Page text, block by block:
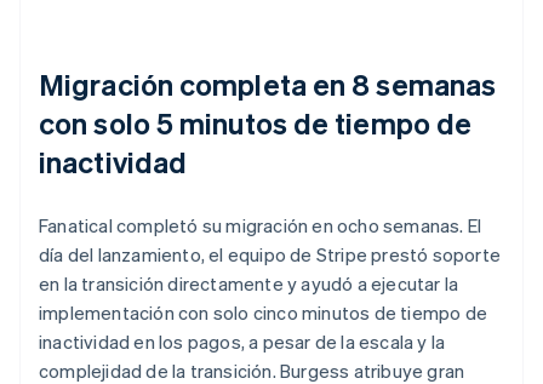
Migración completa en 8 semanas
con solo 5 minutos de tiempo de
inactividad
Fanatical completó su migración en ocho semanas. El
día del lanzamiento, el equipo de Stripe prestó soporte
en la transición directamente y ayudó a ejecutar la
implementación con solo cinco minutos de tiempo de
inactividad en los pagos, a pesar de la escala y la
complejidad de la transición. Burgess atribuye gran